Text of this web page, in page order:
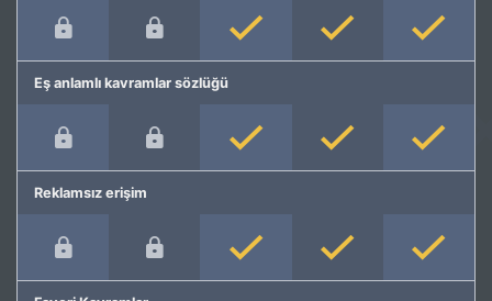
Eş anlamlı kavramlar sözlüğü
Reklamsız erişim